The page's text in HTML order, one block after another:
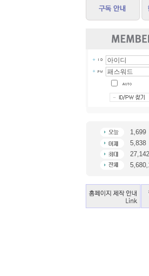
1,699
5,838
27,142